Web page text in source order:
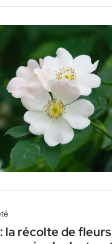
la récolte de